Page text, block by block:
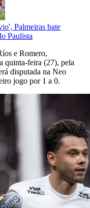
Palmeiras bate
Paulista
e Romero,
quinta-feira (27), pela
disputada na Neo
jogo por 1 a 0.